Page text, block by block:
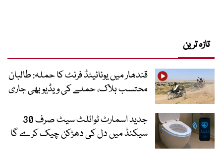
تازہ ترین
قندھار میں یونائیٹڈ فرنٹ کا حملہ: طالبان
محتسب ہلاک، حملے کی ویڈیو بھی جاری
جدید اسمارٹ ٹوائلٹ سیٹ صرف 30
سیکنڈ میں دل کی دھڑکن چیک کرے گا